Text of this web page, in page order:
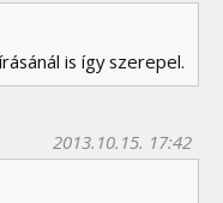
is így szerepel.
2013.10.15. 17:42